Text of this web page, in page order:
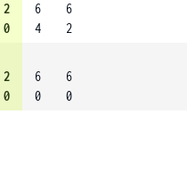
2
0
6
4
6
2
2
0
6
0
6
0